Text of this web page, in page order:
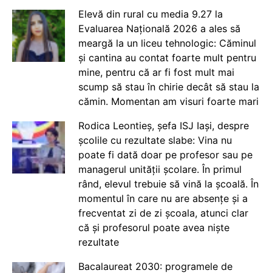
Elevă din rural cu media 9.27 la
Evaluarea Națională 2026 a ales să
meargă la un liceu tehnologic: Căminul
și cantina au contat foarte mult pentru
mine, pentru că ar fi fost mult mai
scump să stau în chirie decât să stau la
cămin. Momentan am visuri foarte mari
Rodica Leontieș, șefa ISJ Iași, despre
școlile cu rezultate slabe: Vina nu
poate fi dată doar pe profesor sau pe
managerul unității școlare. În primul
rând, elevul trebuie să vină la școală. În
momentul în care nu are absențe și a
frecventat zi de zi școala, atunci clar
că și profesorul poate avea niște
rezultate
Bacalaureat 2030: programele de